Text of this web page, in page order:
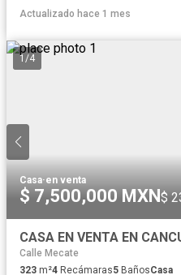
Actualizado hace 1 mes
1 /4
Casa·en venta
$ 7,500,000 MXN $
CASA EN VENTA EN
Calle Mecate
323 m²4 Recámaras5 BañosCasa